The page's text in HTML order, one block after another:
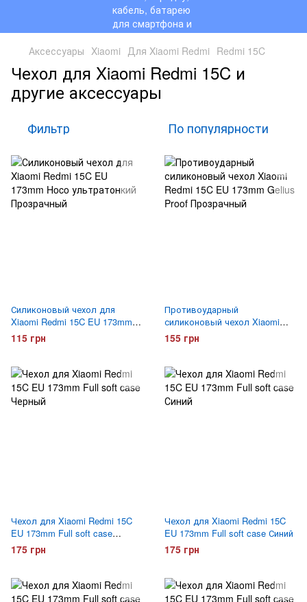
Аксессуары Xiaomi Для Xiaomi Redmi Redmi 15C
Чехол для Xiaomi Redmi 15C и
другие аксессуары
Фильтр По популярности
Силиконовый чехол для
Xiaomi Redmi 15C EU 173mm
Hoco ультратонкий
Прозрачный
115 грн
Противоударный
силиконовый чехол Xiaomi
Redmi 15C EU 173mm Gelius
Proof Прозрачный
155 грн
Чехол для Xiaomi Redmi 15C
EU 173mm Full soft case
Черный
175 грн
Чехол для Xiaomi Redmi 15C
EU 173mm Full soft case Синий
175 грн